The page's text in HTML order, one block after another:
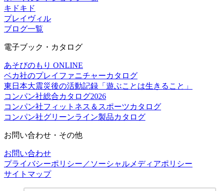
キドキド
プレイヴィル
ブログ一覧
電子ブック・カタログ
あそびのもり ONLINE
ベカ社のプレイファニチャーカタログ
東日本大震災後の活動記録「遊ぶことは生きること」
コンパン社総合カタログ2026
コンパン社フィットネス＆スポーツカタログ
コンパン社グリーンライン製品カタログ
お問い合わせ・その他
お問い合わせ
プライバシーポリシー／ソーシャルメディアポリシー
サイトマップ